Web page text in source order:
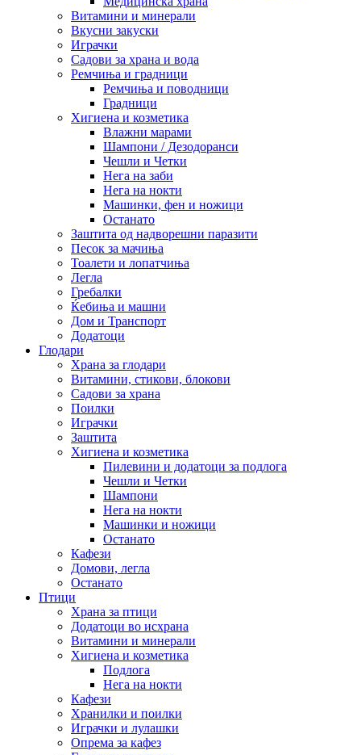
Витамини и минерали
Вкусни закуски
Играчки
Садови за храна и вода
Ремчиња и градници
Ремчиња и поводници
Градници
Хигиена и козметика
Влажни марами
Шампони / Дезодоранси
Чешли и Четки
Нега на заби
Нега на нокти
Машинки, фен и ножици
Останато
Заштита од надворешни паразити
Песок за мачиња
Тоалети и лопатчиња
Легла
Гребалки
Ќебиња и машни
Дом и Транспорт
Додатоци
Глодари
Храна за глодари
Витамини, стикови, блокови
Садови за храна
Поилки
Играчки
Заштита
Хигиена и козметика
Пилевини и додатоци за подлога
Чешли и Четки
Шампони
Нега на нокти
Машинки и ножици
Останато
Кафези
Домови, легла
Останато
Птици
Храна за птици
Додатоци во исхрана
Витамини и минерали
Хигиена и козметика
Подлога
Нега на нокти
Кафези
Хранилки и поилки
Играчки и лулашки
Опрема за кафез